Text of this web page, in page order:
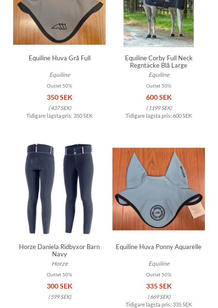
Equiline Huva Grå Full
Equiline
Outlet 50%
350 SEK
(437 SEK)
Tidigare lägsta pris: 350 SEK
Equiline Corby Full Neck
Regntäcke Blå Large
Equiline
Outlet 50%
600 SEK
(1199 SEK)
Tidigare lägsta pris: 600 SEK
Horze Daniela Ridbyxor Barn
Navy
Horze
Outlet 50%
300 SEK
(599 SEK)
Equiline Huva Ponny Aquarelle
Equiline
Outlet 50%
335 SEK
(669 SEK)
Tidigare lägsta pris: 335 SEK